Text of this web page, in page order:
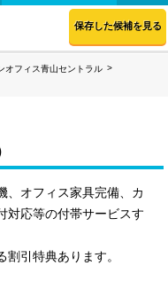
保存した候補を見る
オフィス青山セントラル
、オフィス家具完備、カ
対応等の付帯サービスす
引特典あります。